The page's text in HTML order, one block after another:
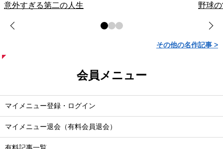
意外すぎる第二の人生
野球
その他の名作記事 >
会員メニュー
マイメニュー登録・ログイン
マイメニュー退会（有料会員退会）